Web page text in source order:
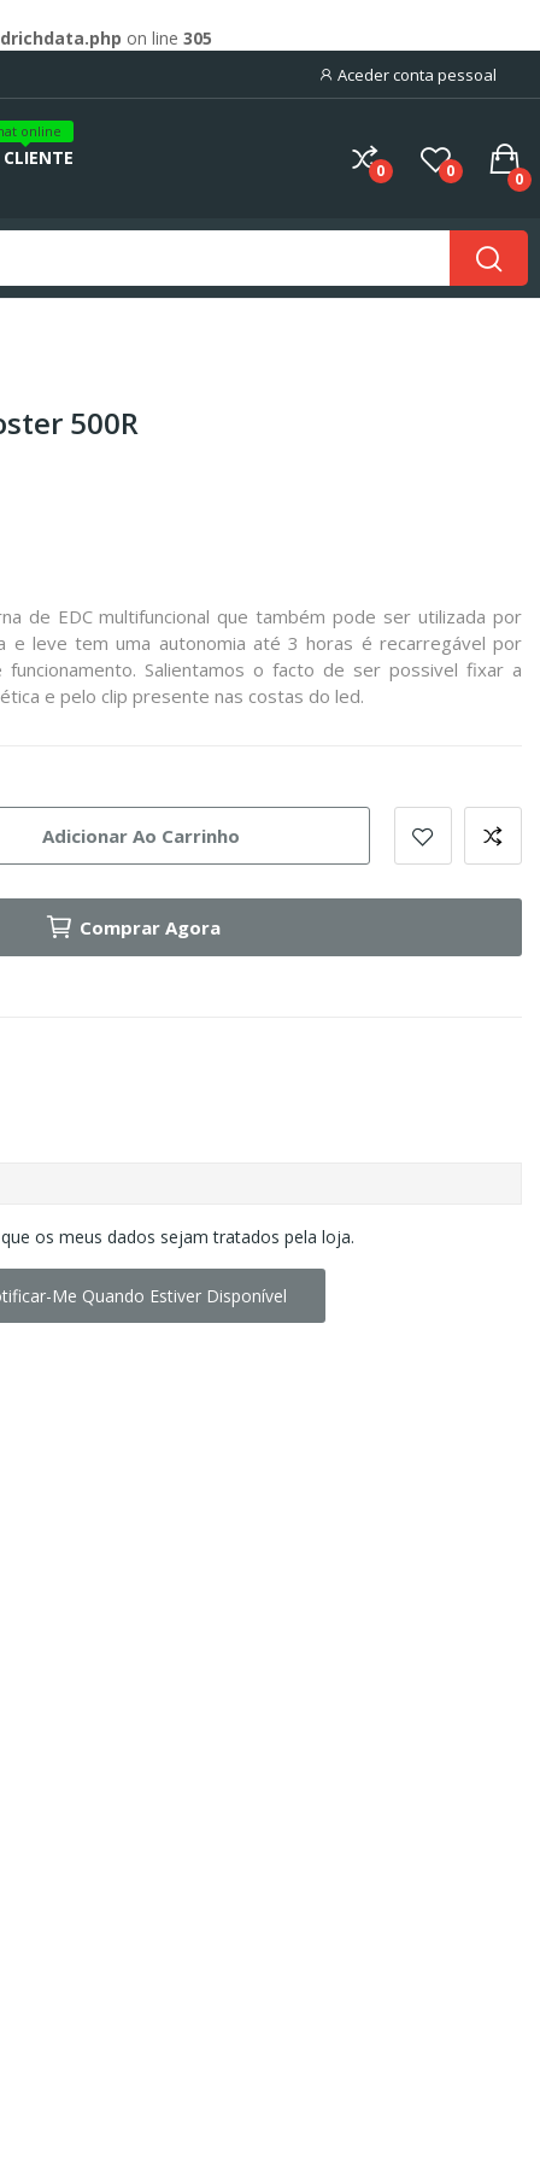
on line 305
Aceder conta pessoal
online
0 0 0
500R
de EDC multifuncional que também pode ser utilizada por
e leve tem uma autonomia até 3 horas é recarregável por
Salientamos o facto de ser possivel fixar a
e pelo clip presente nas costas do led.
Adicionar Ao Carrinho
Comprar Agora
os meus dados sejam tratados pela loja.
Me Quando Estiver Disponível